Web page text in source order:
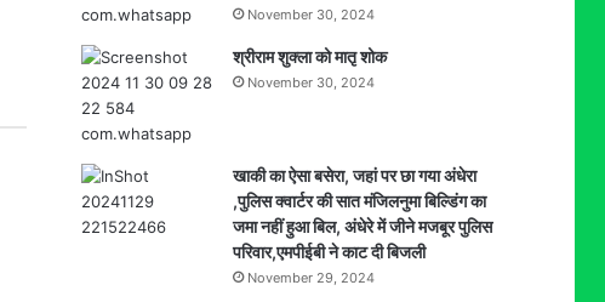
November 30, 2024
श्रीराम शुक्ला को मातृ शोक
November 30, 2024
खाकी का ऐसा बसेरा, जहां पर छा गया अंधेरा
,पुलिस क्वार्टर की सात मंजिलनुमा बिल्डिंग का
जमा नहीं हुआ बिल, अंधेरे में जीने मजबूर पुलिस
परिवार,एमपीईबी ने काट दी बिजली
November 29, 2024